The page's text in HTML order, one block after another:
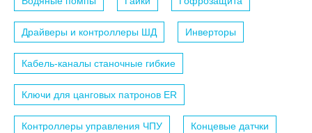
Драйверы и контроллеры ШД Инверторы
Кабель-каналы станочные гибкие
Ключи для цанговых патронов ER
Контроллеры управления ЧПУ Концевые датчки